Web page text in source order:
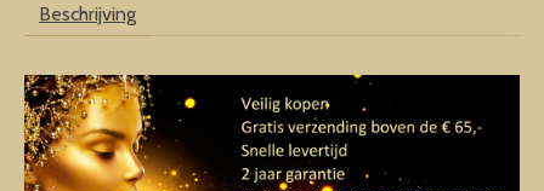
Beschrijving